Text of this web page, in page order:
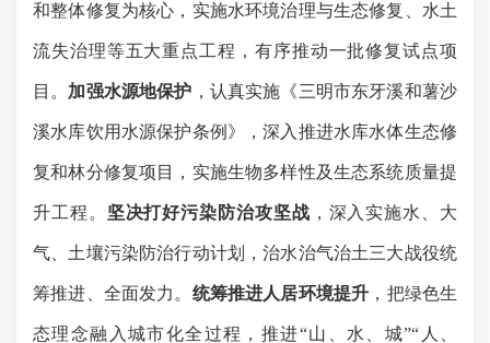
和整体修复为核心，实施水环境治理与生态修复、水土
流失治理等五大重点工程，有序推动一批修复试点项
目。 加强水源地保护 ，认真实施 《三明市东牙溪和薯沙
溪水库饮用水源保护条例》，深入推进水库水体生态修
复和林分修复项目，实施生物多样性及生态系统质量提
升工程。 坚决打好污染防治攻坚战 ， 深入实施水、大
气、土壤污染防治行动计划，治水治气治土三大战役统
筹推进、全面发力。 统筹推进人居环境提升 ， 把绿色生
态理念融入城市化全过程，推进“山、水、城”“人、